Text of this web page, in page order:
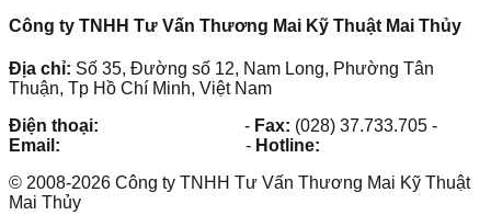
Công ty TNHH Tư Vấn Thương Mai Kỹ Thuật Mai Thủy
Địa chỉ: Số 35, Đường số 12, Nam Long, Phường Tân
Thuận, Tp Hồ Chí Minh, Việt Nam
Điện thoại:
- Fax: (028) 37.733.705 -
Email:
- Hotline:
© 2008-2026 Công ty TNHH Tư Vấn Thương Mai Kỹ Thuật
Mai Thủy